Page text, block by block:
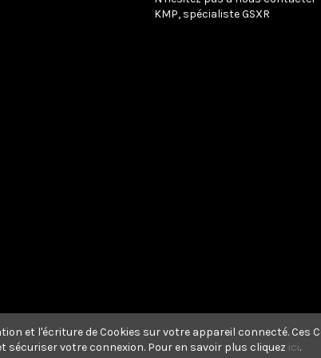
KMP, spécialiste GSXR
et l'écriture de Cookies sur votre appareil connecté.
votre connexion. Pour en savoir plus cliquez ici.